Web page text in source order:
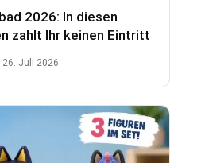
2026: In diesen
zahlt Ihr keinen Eintritt
26. Juli 2026